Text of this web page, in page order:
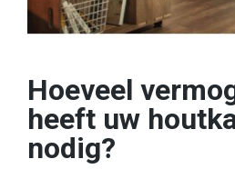
Hoeveel
heeft uw
nodig?